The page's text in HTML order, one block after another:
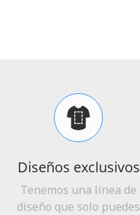
Diseños exclusivos
Tenemos una línea de
diseño que solo puedes